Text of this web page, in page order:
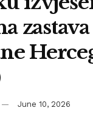
zastava
June 10, 2026